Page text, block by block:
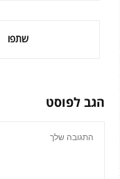
שתפו
הגב לפוסט